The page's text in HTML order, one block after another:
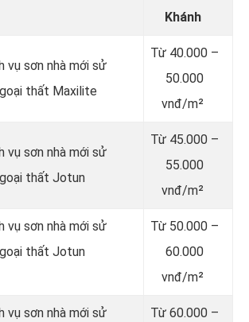
Khánh
vụ sơn nhà mới sử
thất Maxilite
Từ 40.000 –
50.000
vnđ/m²
vụ sơn nhà mới sử
thất Jotun
Từ 45.000 –
55.000
vnđ/m²
vụ sơn nhà mới sử
thất Jotun
Từ 50.000 –
60.000
vnđ/m²
vụ sơn nhà mới sử
Từ 60.000 –